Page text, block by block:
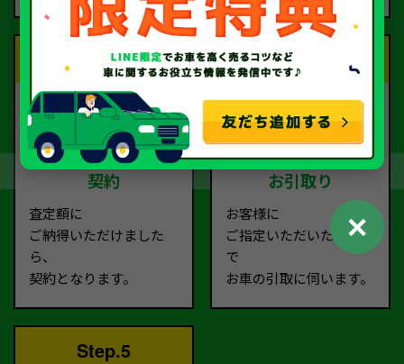
Step.3
契約
査定額に
ご納得いただけました
ら、
契約となります。
Step.4
お引取り
お客様に
ご指定いただいた場所ま
で
お車の引取に伺います。
Step.5
✕